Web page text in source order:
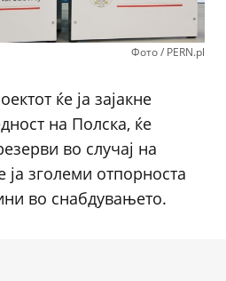
Фото / PERN.pl
ќе ја зајакне
на Полска, ќе
во случај на
ја зголеми отпорноста
во снабдувањето.